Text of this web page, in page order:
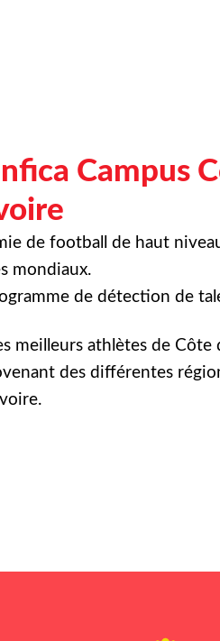
Campus
de football de haut
mondiaux.
de détection de
meilleurs athlètes de Côte
des différentes